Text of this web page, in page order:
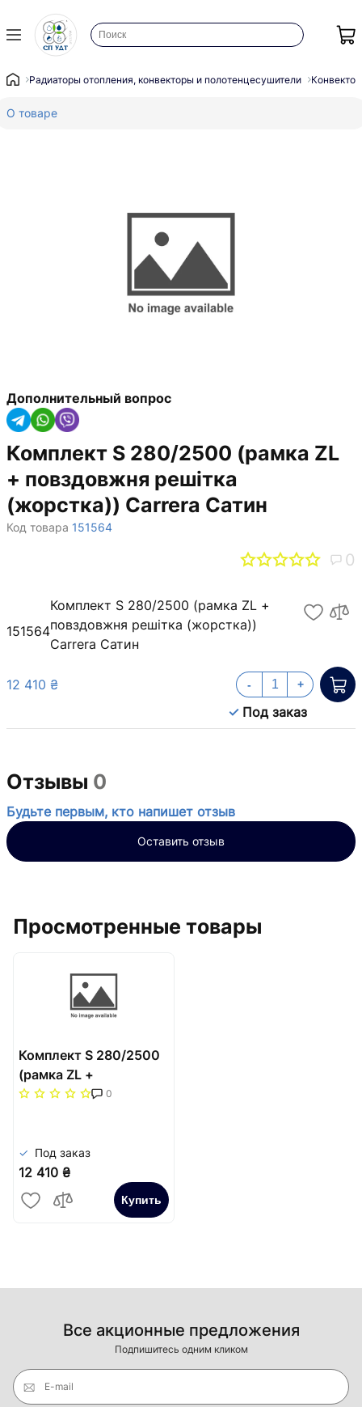
Радиаторы отопления, конвекторы и полотенцесушители
О товаре
Дополнительный вопрос
Комплект S 280/2500 (рамка ZL
+ повздовжня решітка
(жорстка)) Carrera Сатин
Код товара 151564
0
151564
Комплект S 280/2500 (рамка ZL +
повздовжня решітка (жорстка))
Carrera Сатин
12 410 ₴
Под заказ
- +
Отзывы 0
Будьте первым, кто напишет отзыв
Оставить отзыв
Просмотренные товары
Комплект S 280/2500
(рамка ZL +
повздовжня решітка
0
Под заказ
12 410 ₴
Купить
Все акционные предложения
Подпишитесь одним кликом
E-mail